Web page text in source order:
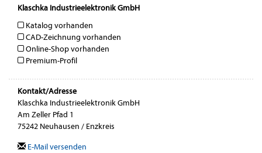
Klaschka Industrieelektronik GmbH
Katalog vorhanden
CAD-Zeichnung vorhanden
Online-Shop vorhanden
Premium-Profil
Kontakt/Adresse
Klaschka Industrieelektronik GmbH
Am Zeller Pfad 1
75242 Neuhausen / Enzkreis
E-Mail versenden